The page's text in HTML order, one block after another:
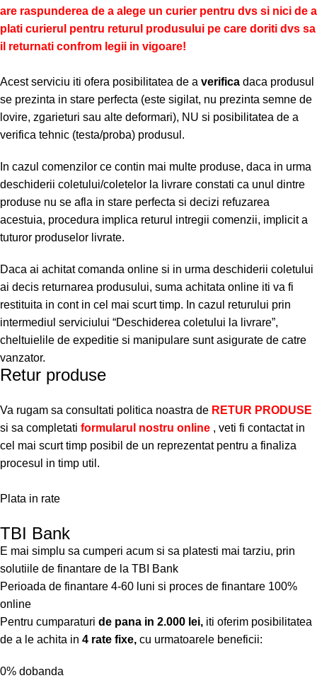
are raspunderea de a alege un curier pentru dvs si nici de a
plati curierul pentru returul produsului pe care doriti dvs sa
il returnati confrom legii in vigoare!
Acest serviciu iti ofera posibilitatea de a verifica daca produsul
se prezinta in stare perfecta (este sigilat, nu prezinta semne de
lovire, zgarieturi sau alte deformari), NU si posibilitatea de a
verifica tehnic (testa/proba) produsul.
In cazul comenzilor ce contin mai multe produse, daca in urma
deschiderii coletului/coletelor la livrare constati ca unul dintre
produse nu se afla in stare perfecta si decizi refuzarea
acestuia, procedura implica returul intregii comenzii, implicit a
tuturor produselor livrate.
Daca ai achitat comanda online si in urma deschiderii coletului
ai decis returnarea produsului, suma achitata online iti va fi
restituita in cont in cel mai scurt timp. In cazul returului prin
intermediul serviciului “Deschiderea coletului la livrare”,
cheltuielile de expeditie si manipulare sunt asigurate de catre
vanzator.
Retur produse
Va rugam sa consultati politica noastra de RETUR PRODUSE
si sa completati formularul nostru online , veti fi contactat in
cel mai scurt timp posibil de un reprezentat pentru a finaliza
procesul in timp util.
Plata in rate
TBI Bank
E mai simplu sa cumperi acum si sa platesti mai tarziu, prin
solutiile de finantare de la TBI Bank
Perioada de finantare 4-60 luni si proces de finantare 100%
online
Pentru cumparaturi de pana in 2.000 lei, iti oferim posibilitatea
de a le achita in 4 rate fixe, cu urmatoarele beneficii:
0% dobanda